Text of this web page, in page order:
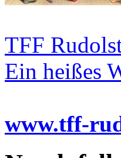
TFF
Ein heißes
www.tff-